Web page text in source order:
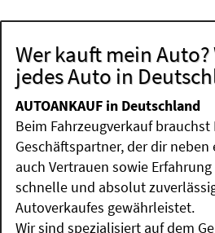
Wer kauft mein
jedes Auto in
AUTOANKAUF in Deutschland
Beim Fahrzeugverkauf brauchst
Geschäftspartner, der dir neben
auch Vertrauen sowie
schnelle und absolut
Autoverkaufes gewährleistet.
Wir sind spezialisiert auf dem